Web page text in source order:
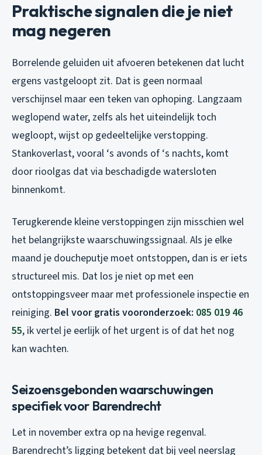
Praktische signalen die je niet
mag negeren
Borrelende geluiden uit afvoeren betekenen dat lucht
ergens vastgeloopt zit. Dat is geen normaal
verschijnsel maar een teken van ophoping. Langzaam
weglopend water, zelfs als het uiteindelijk toch
wegloopt, wijst op gedeeltelijke verstopping.
Stankoverlast, vooral ‘s avonds of ‘s nachts, komt
door rioolgas dat via beschadigde watersloten
binnenkomt.
Terugkerende kleine verstoppingen zijn misschien wel
het belangrijkste waarschuwingssignaal. Als je elke
maand je doucheputje moet ontstoppen, dan is er iets
structureel mis. Dat los je niet op met een
ontstoppingsveer maar met professionele inspectie en
reiniging. Bel voor gratis vooronderzoek: 085 019 46
55, ik vertel je eerlijk of het urgent is of dat het nog
kan wachten.
Seizoensgebonden waarschuwingen
specifiek voor Barendrecht
Let in november extra op na hevige regenval.
Barendrecht’s ligging betekent dat bij veel neerslag